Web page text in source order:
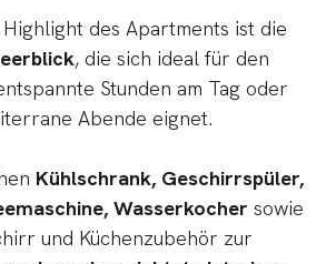
des Apartments ist die
, die sich ideal für den
Stunden am Tag oder
Abende eignet.
Kühlschrank, Geschirrspüler,
Wasserkocher sowie
und Küchenzubehör zur